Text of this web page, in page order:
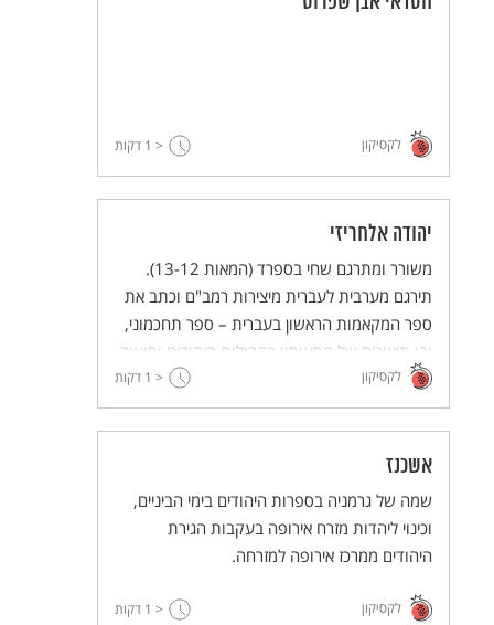
לקסיקון < 1 דקות
יהודה אלחריזי
משורר ומתרגם שחי בספרד (המאות 13-12).
תירגם מערבית לעברית מיצירות רמב"ם וכתב את
ספר המקאמות הראשון בעברית – ספר תחכמוני,
ובו תיאורים של מסעותיו בקהילות היהודים ותיעוד
חייהם.לקסיקון < 1 דקות
אשכנז
שמה של גרמניה בספרות היהודים בימי הביניים,
וכינוי ליהדות מזרח אירופה בעקבות הגירת
היהודים ממרכז אירופה למזרחה.
לקסיקון < 1 דקות